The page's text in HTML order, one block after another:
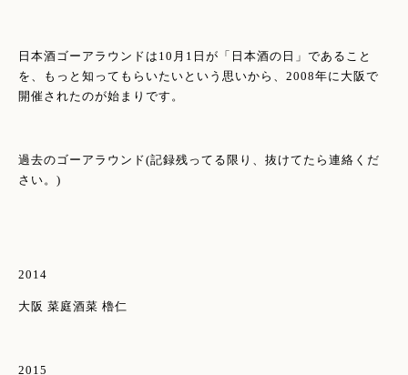
日本酒ゴーアラウンドは10月1日が「日本酒の日」であること
を、もっと知ってもらいたいという思いから、2008年に大阪で
開催されたのが始まりです。
過去のゴーアラウンド(記録残ってる限り、抜けてたら連絡くだ
さい。)
2014
大阪 菜庭酒菜 櫓仁
2015